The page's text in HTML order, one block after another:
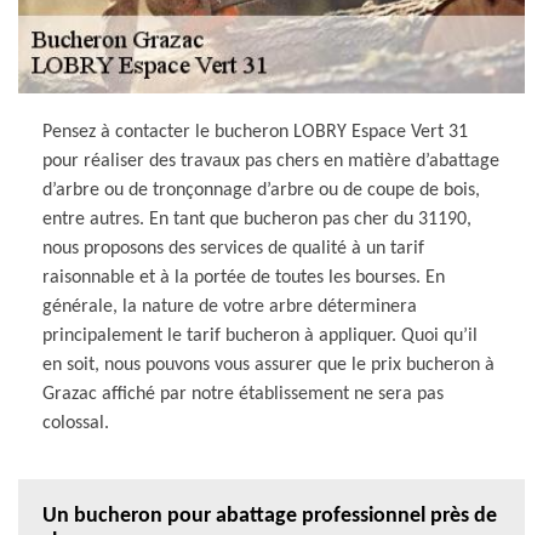
Pensez à contacter le bucheron LOBRY Espace Vert 31
pour réaliser des travaux pas chers en matière d’abattage
d’arbre ou de tronçonnage d’arbre ou de coupe de bois,
entre autres. En tant que bucheron pas cher du 31190,
nous proposons des services de qualité à un tarif
raisonnable et à la portée de toutes les bourses. En
générale, la nature de votre arbre déterminera
principalement le tarif bucheron à appliquer. Quoi qu’il
en soit, nous pouvons vous assurer que le prix bucheron à
Grazac affiché par notre établissement ne sera pas
colossal.
Un bucheron pour abattage professionnel près de